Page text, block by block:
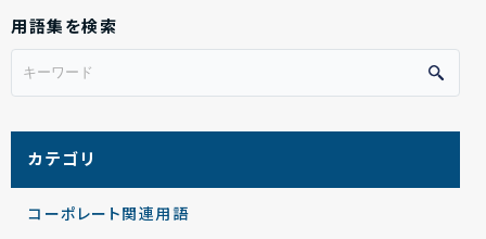
用語集を検索
カテゴリ
コーポレート関連用語